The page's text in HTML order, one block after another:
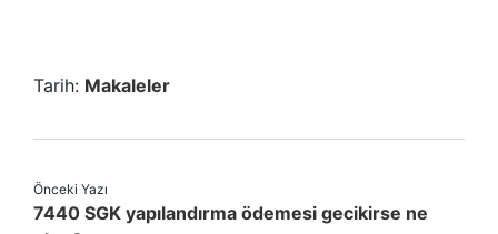
Tarih: Makaleler
Önceki Yazı
7440 SGK yapılandırma ödemesi gecikirse ne